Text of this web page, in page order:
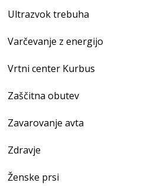
Ultrazvok trebuha
Varčevanje z energijo
Vrtni center Kurbus
Zaščitna obutev
Zavarovanje avta
Zdravje
Ženske prsi